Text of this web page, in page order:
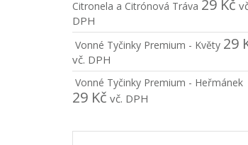
Citronela a Citrónová Tráva 29 Kč
DPH
Vonné Tyčinky Premium - Květy 29
vč. DPH
Vonné Tyčinky Premium - Heřmánek
29 Kč vč. DPH